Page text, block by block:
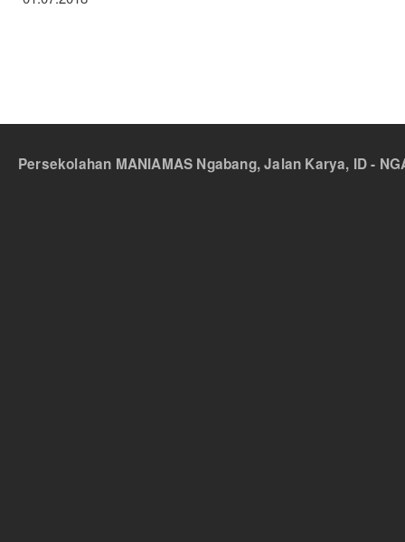
Persekolahan MANIAMAS Ngabang, Jalan Karya, ID -